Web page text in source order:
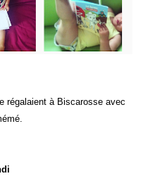
régalaient à Biscarosse avec